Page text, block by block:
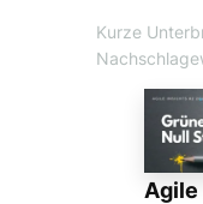
Kurze